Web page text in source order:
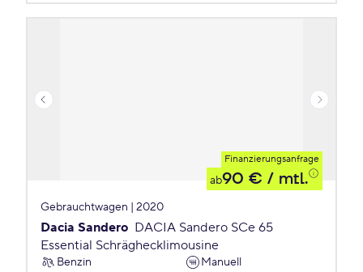
Finanzierungsanfrage
ab90 € / mtl.
Gebrauchtwagen | 2020
Dacia Sandero DACIA Sandero SCe 65
Essential Schräghecklimousine
Benzin
Manuell